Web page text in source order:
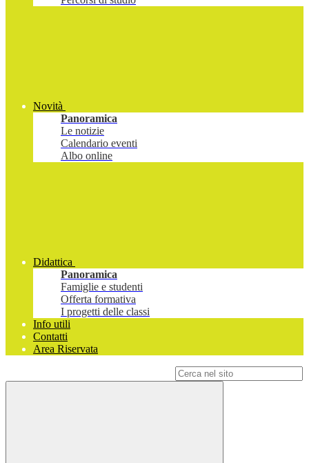
Novità
Panoramica
Le notizie
Calendario eventi
Albo online
Didattica
Panoramica
Famiglie e studenti
Offerta formativa
I progetti delle classi
Info utili
Contatti
Area Riservata